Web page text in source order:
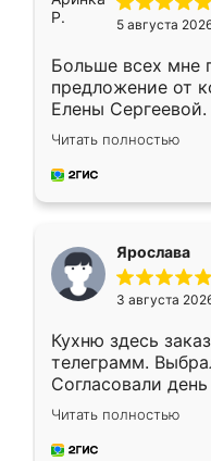
5 августа
Больше всех мне
предложение от
Елены
короткие сроки
для замера
предложил по
Читать полностью
Ярослава
3 августа
Кухню здесь
телеграмм.
Согласовали
недели кухня
довольны
мебель за
Читать полностью